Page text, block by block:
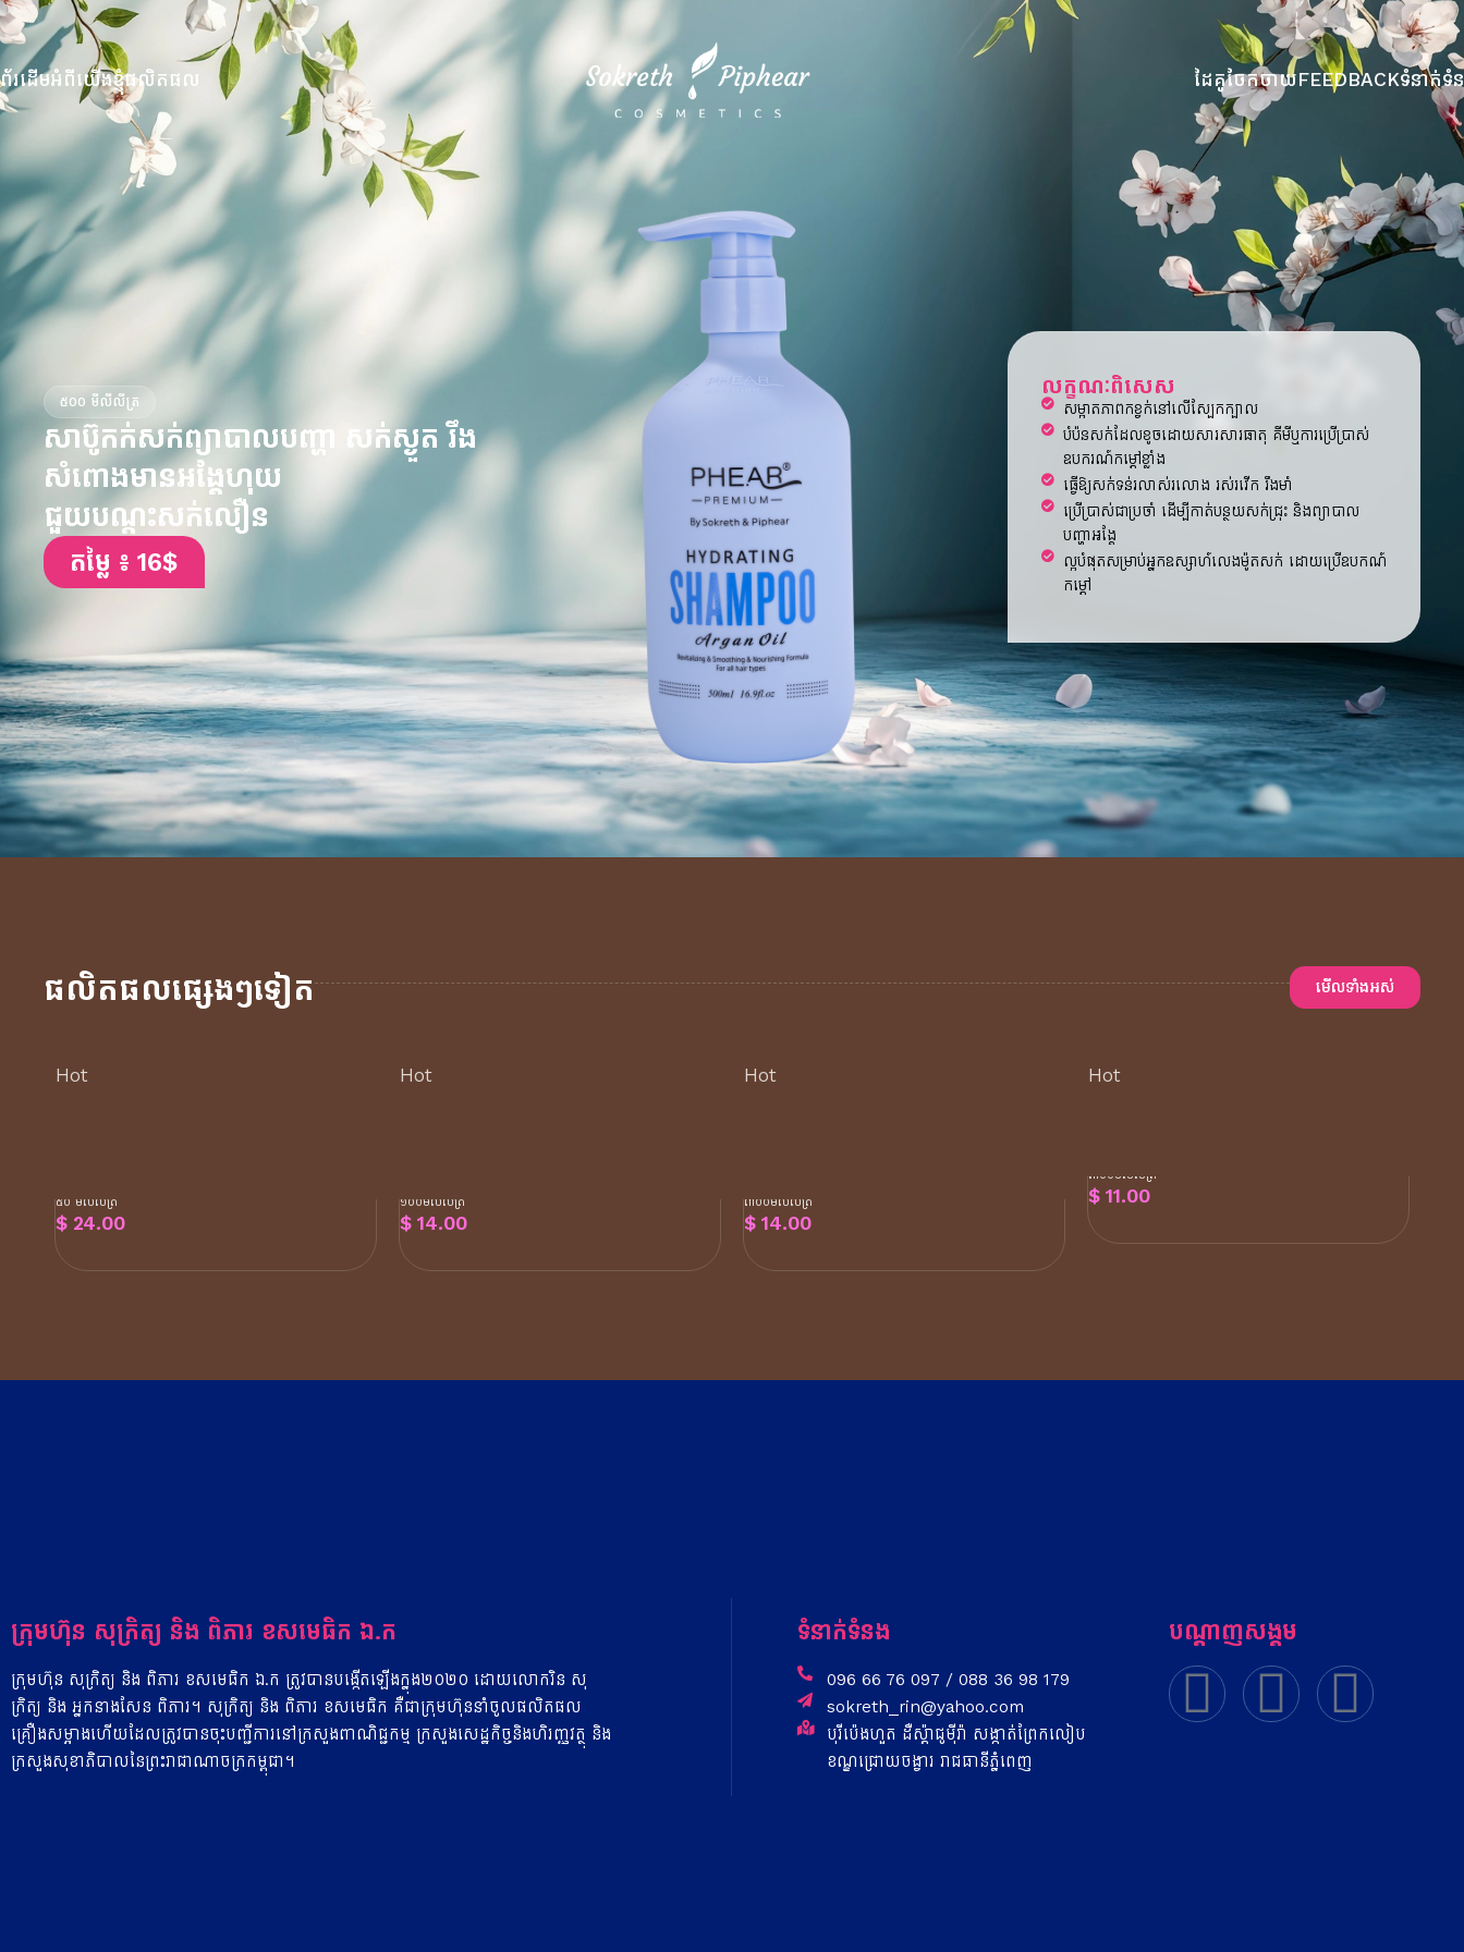
Skip to navigation Skip to main content
រដើមអំពីយើងខ្ញុំផលិតផល​ ដៃគូចែកចាយ​FEEDBACKទំនាក់ទំ
៥០០ មីលីលីត្រ
សាប៊ូកក់សក់ព្យាបាលបញ្ហា សក់ស្ងួត រឹង
សំពោងមានអង្គែហុយ
ជួយបណ្តុះសក់លឿន
តម្លៃ ៖ 16$
លក្ខណៈពិសេស
សម្អាតភាពកខ្វក់នៅលើស្បែកក្បាល
បំប៉នសក់ដែលខូចដោយសារសារធាតុ គីមីឬការប្រើប្រាស់
ឧបករណ៍កម្តៅខ្លាំង
ធ្វើឱ្យសក់ទន់រលាស់រលោង រស់រវើក រឹងមាំ
ប្រើប្រាស់ជាប្រចាំ ដើម្បីកាត់បន្ថយសក់ជ្រុះ និងព្យាបាល
បញ្ហាអង្គែ
ល្អបំផុតសម្រាប់អ្នកឧស្សាហ៍លេងម៉ូតសក់ ដោយប្រើឧបកណ៍
កម្ដៅ
ផលិតផលផ្សេងៗទៀត មើលទាំងអស់
Hot
៥០ មីលីលីត្រ
$ 24.00
Hot
១០០មីលីលីត្រ
$14.00
Hot
៣០០មីលីលីត្រ
$14.00
Hot
៣០០មីលីលីត្រ
$11.00
ក្រុមហ៊ុន​ សុ​ក្រិត្យ​ ​និង​ ពិ​ភារ​ ​ខ​ស​មេ​ធិ​ក​ ​ឯ​.​ក
ក្រុមហ៊ុន​ សុ​ក្រិត្យ​ ​និង​ ពិ​ភារ​ ​ខ​ស​មេ​ធិ​ក​ ​ឯ​.ក​ ​ត្រូវ​បាន​បង្កើត​ឡើង​ក្នុង​២​០​២​០​ ​ដោយ​លោក​រិន​ សុ​
ក្រិត្យ​ ​និង​ ​អ្នកនាង​សែន​ ពិ​ភារ។​ សុក្រិត្យ​ ​និង​ ពិ​ភារ​ ​ខ​ស​មេ​ធិ​ក​ ​គឺជា​ក្រុមហ៊ុន​នាំចូល​ផលិតផល​
គ្រឿង​ស​ម្អា​ង​ហើយដែល​ត្រូវ​បាន​ចុះ​បញ្ជីការ​នៅ​ក្រសួង​ពាណិជ្ជកម្ម​ ​ក្រសួងសេដ្ឋកិច្ច​និង​ហិរញ្ញវត្ថុ​ ​និង​
ក្រសួងសុខាភិបាល​នៃ​ព្រះរាជាណាចក្រកម្ពុជា។
ទំនាក់ទំនង
096 66 76 097 / 088 36 98 179
sokreth_rin@yahoo.com
បុរីប៉េងហួត ដឺស្ត៉ាជូម៉ីរ៉ា សង្កាត់ព្រែកលៀប
ខណ្ឌជ្រោយចង្វារ រាជធានីភ្នំពេញ
បណ្តាញសង្គម